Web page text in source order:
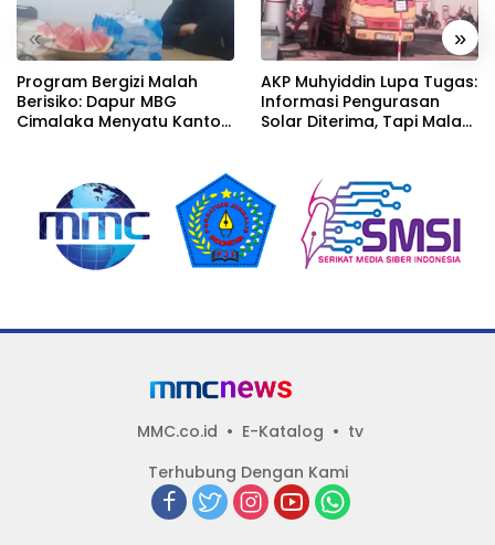
« »
Program Bergizi Malah
Berisiko: Dapur MBG
Cimalaka Menyatu Kantor
AKP Muhyiddin Lupa Tugas:
Informasi Pengurasan
Solar Diterima, Tapi Malah
MMC.co.id E-Katalog
tv
Terhubung Dengan Kami